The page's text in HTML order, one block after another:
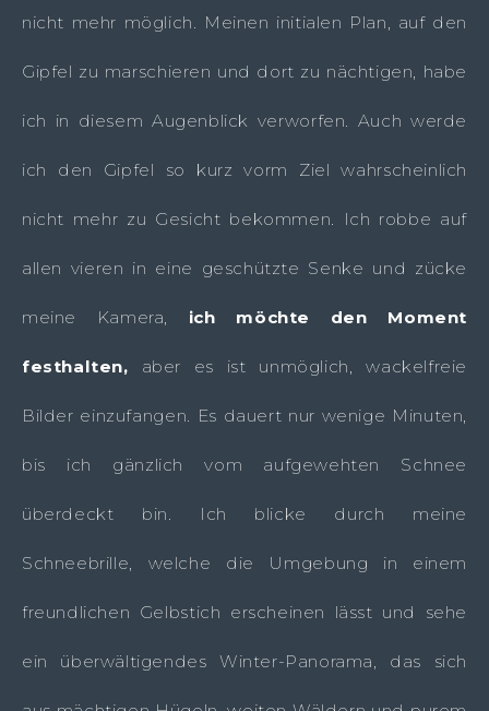
nicht mehr möglich. Meinen initialen Plan, auf den
Gipfel zu marschieren und dort zu nächtigen, habe
ich in diesem Augenblick verworfen. Auch werde
ich den Gipfel so kurz vorm Ziel wahrscheinlich
nicht mehr zu Gesicht bekommen. Ich robbe auf
allen vieren in eine geschützte Senke und zücke
meine Kamera, ich möchte den Moment
festhalten, aber es ist unmöglich, wackelfreie
Bilder einzufangen. Es dauert nur wenige Minuten,
bis ich gänzlich vom aufgewehten Schnee
überdeckt bin. Ich blicke durch meine
Schneebrille, welche die Umgebung in einem
freundlichen Gelbstich erscheinen lässt und sehe
ein überwältigendes Winter-Panorama, das sich